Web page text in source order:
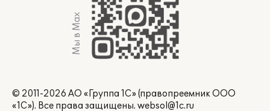
Мы в Max
© 2011-2026 АО «Группа 1С» (правопреемник ООО
«1С»). Все права защищены. websol@1c.ru